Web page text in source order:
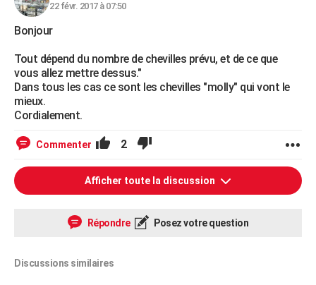
22 févr. 2017 à 07:50
Bonjour
Tout dépend du nombre de chevilles prévu, et de ce que
vous allez mettre dessus."
Dans tous les cas ce sont les chevilles "molly" qui vont le
mieux.
Cordialement.
Commenter 2
Afficher toute la discussion
Répondre Posez votre question
Discussions similaires